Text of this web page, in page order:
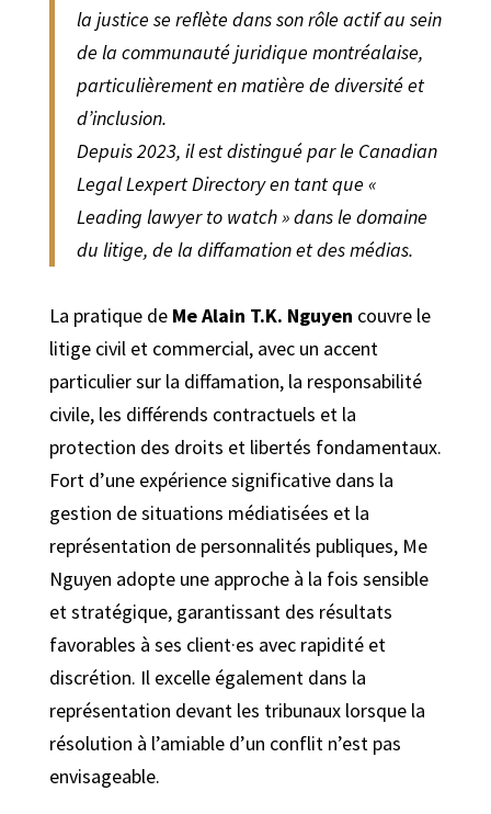
la justice se reflète dans son rôle actif au sein
de la communauté juridique montréalaise,
particulièrement en matière de diversité et
d’inclusion.
Depuis 2023, il est distingué par le Canadian
Legal Lexpert Directory en tant que «
Leading lawyer to watch » dans le domaine
du litige, de la diffamation et des médias.
La pratique de Me Alain T.K. Nguyen couvre le
litige civil et commercial, avec un accent
particulier sur la diffamation, la responsabilité
civile, les différends contractuels et la
protection des droits et libertés fondamentaux.
Fort d’une expérience significative dans la
gestion de situations médiatisées et la
représentation de personnalités publiques, Me
Nguyen adopte une approche à la fois sensible
et stratégique, garantissant des résultats
favorables à ses client·es avec rapidité et
discrétion. Il excelle également dans la
représentation devant les tribunaux lorsque la
résolution à l’amiable d’un conflit n’est pas
envisageable.